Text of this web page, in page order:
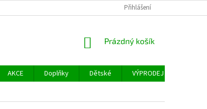
Přihlášení
NÁKUPNÍ
Prázdný košík
AKCE Doplňky Dětské VÝPRODEJ